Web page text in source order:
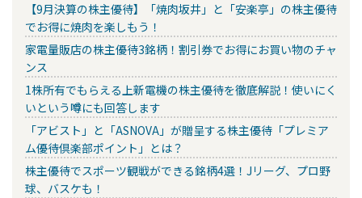
【9月決算の株主優待】「焼肉坂井」と「安楽亭」の株主優待
でお得に焼肉を楽しもう！
家電量販店の株主優待3銘柄！割引券でお得にお買い物のチャ
ンス
1株所有でもらえる上新電機の株主優待を徹底解説！使いにく
いという噂にも回答します
「アビスト」と「ASNOVA」が贈呈する株主優待「プレミア
ム優待倶楽部ポイント」とは？
株主優待でスポーツ観戦ができる銘柄4選！Jリーグ、プロ野
球、バスケも！